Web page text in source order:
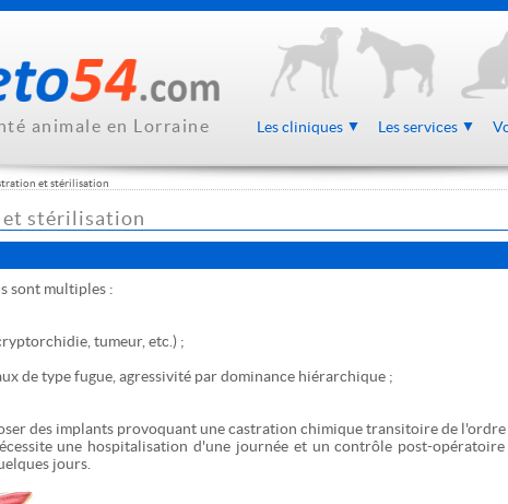
animale en Lorraine Les cliniques Les services
et stérilisation
et stérilisation
sont multiples :
tumeur, etc.) ;
de type fugue, agressivité par dominance hiérarchique ;
des implants provoquant une castration chimique transitoire de l'ordre
une hospitalisation d'une journée et un contrôle post-
jours.